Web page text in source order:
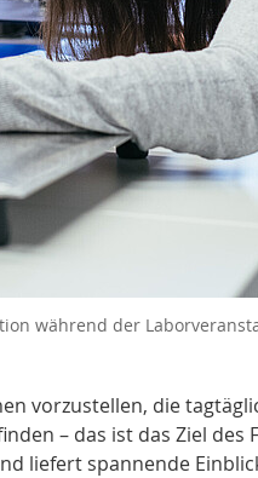
während der
vorzustellen, die
– das ist das Ziel des
liefert spannende